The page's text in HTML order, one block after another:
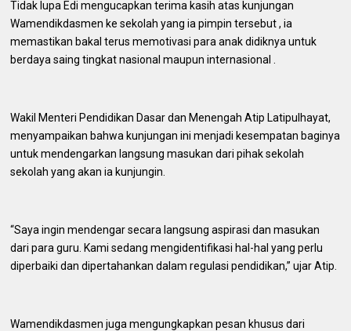
Tidak lupa Edi mengucapkan terima kasih atas kunjungan
Wamendikdasmen ke sekolah yang ia pimpin tersebut , ia
memastikan bakal terus memotivasi para anak didiknya untuk
berdaya saing tingkat nasional maupun internasional .
Wakil Menteri Pendidikan Dasar dan Menengah Atip Latipulhayat,
menyampaikan bahwa kunjungan ini menjadi kesempatan baginya
untuk mendengarkan langsung masukan dari pihak sekolah
sekolah yang akan ia kunjungin.
“Saya ingin mendengar secara langsung aspirasi dan masukan
dari para guru. Kami sedang mengidentifikasi hal-hal yang perlu
diperbaiki dan dipertahankan dalam regulasi pendidikan,” ujar Atip.
Wamendikdasmen juga mengungkapkan pesan khusus dari